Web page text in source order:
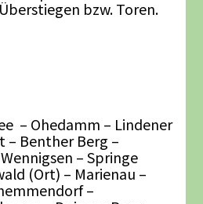
bzw. Toren.
– Ohedamm – Lindener
– Benther Berg –
– Springe
(Ort) – Marienau –
–